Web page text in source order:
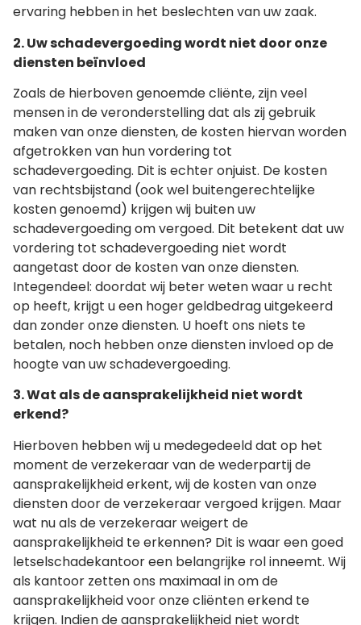
ervaring hebben in het beslechten van uw zaak.
2. Uw schadevergoeding wordt niet door onze
diensten beïnvloed
Zoals de hierboven genoemde cliënte, zijn veel
mensen in de veronderstelling dat als zij gebruik
maken van onze diensten, de kosten hiervan worden
afgetrokken van hun vordering tot
schadevergoeding. Dit is echter onjuist. De kosten
van rechtsbijstand (ook wel buitengerechtelijke
kosten genoemd) krijgen wij buiten uw
schadevergoeding om vergoed. Dit betekent dat uw
vordering tot schadevergoeding niet wordt
aangetast door de kosten van onze diensten.
Integendeel: doordat wij beter weten waar u recht
op heeft, krijgt u een hoger geldbedrag uitgekeerd
dan zonder onze diensten. U hoeft ons niets te
betalen, noch hebben onze diensten invloed op de
hoogte van uw schadevergoeding.
3. Wat als de aansprakelijkheid niet wordt
erkend?
Hierboven hebben wij u medegedeeld dat op het
moment de verzekeraar van de wederpartij de
aansprakelijkheid erkent, wij de kosten van onze
diensten door de verzekeraar vergoed krijgen. Maar
wat nu als de verzekeraar weigert de
aansprakelijkheid te erkennen? Dit is waar een goed
letselschadekantoor een belangrijke rol inneemt. Wij
als kantoor zetten ons maximaal in om de
aansprakelijkheid voor onze cliënten erkend te
krijgen. Indien de aansprakelijkheid niet wordt